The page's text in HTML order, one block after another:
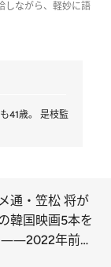
しながら、軽妙に語
41歳。 是枝監
通・笠松 将が
韓国映画5本を
――2022年前半